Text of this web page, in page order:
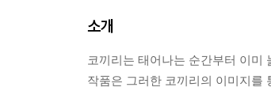
소개
코끼리는 태어나는 순간부터 이미
작품은 그러한 코끼리의 이미지를